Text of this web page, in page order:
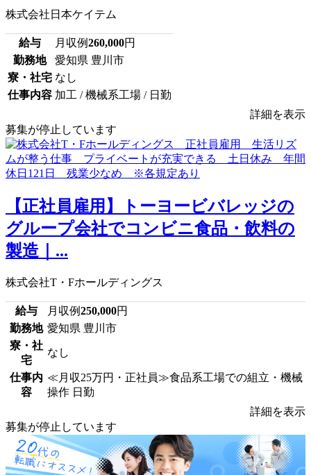
株式会社日本ケイテム
給与 月収例260,000円
勤務地
愛知県 豊川市
寮・社宅 なし
仕事内容 加工 / 機械系工場 / 日勤
詳細を表示
募集が停止しています
【正社員雇用】トーヨービバレッジの
グループ会社でコンビニ食品・飲料の
製造｜...
株式会社T・Fホールディングス
給与 月収例250,000円
勤務地 愛知県 豊川市
寮・社
宅
なし
仕事内
容
≪月収25万円・正社員≫食品系工場での組立・機械
操作 日勤
詳細を表示
募集が停止しています